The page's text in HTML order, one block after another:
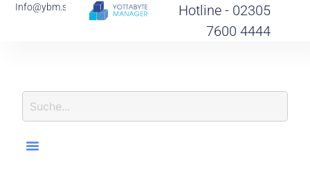
Info@ybm.support
Hotline - 02305
7600 4444